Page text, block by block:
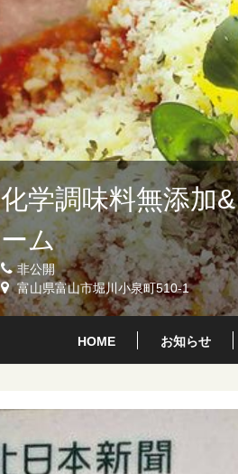
化学調味料無添
ーム
非公開
富山県富山市堀川小泉町510-1
HOME お知らせ